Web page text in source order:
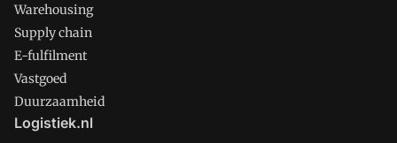
Warehousing
Supply chain
E-fulfilment
Vastgoed
Duurzaamheid
Logistiek.nl